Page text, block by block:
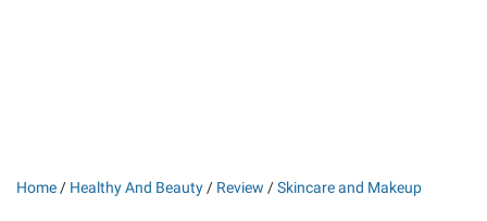
Home / Healthy And Beauty / Review /Skincare and Makeup